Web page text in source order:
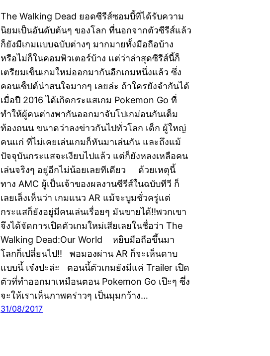
The Walking Dead ยอดซีรีส์ซอมบี้ที่ได้รับความ
นิยมเป็นอันดับต้นๆ ของโลก ที่นอกจากตัวซีรีส์แล้ว
ก็ยังมีเกมแบบฉบับต่างๆ มากมายทั้งมือถือบ้าง
หรือไม่ก็ในคอมพิวเตอร์บ้าง แต่ว่าล่าสุดซีรีส์นี้ก็
เตรียมเข็นเกมใหม่ออกมากันอีกเกมหนึ่งแล้ว ซึ่ง
คอนเซ็ปต์น่าสนใจมากๆ เลยล่ะ ถ้าใครยังจำกันได้
เมื่อปี 2016 ได้เกิดกระแสเกม Pokemon Go ที่
ทำให้ผู้คนต่างพากันออกมาจับโปเกม่อนกันเต็ม
ท้องถนน ขนาดว่าลงข่าวกันไปทั่วโลก เด็ก ผู้ใหญ่
คนแก่ ที่ไม่เคยเล่นเกมก็หันมาเล่นกัน และถึงแม้
ปัจจุบันกระแสจะเงียบไปแล้ว แต่ก็ยังหลงเหลือคน
เล่นจริงๆ อยู่อีกไม่น้อยเลยทีเดียว ด้วยเหตุนี้
ทาง AMC ผู้เป็นเจ้าของผลงานซีรีส์ในฉบับทีวี ก็
เลยเล็งเห็นว่า เกมแนว AR แม้จะบูมชั่วครู่แต่
กระแสก็ยังอยู่มีคนเล่นเรื่อยๆ มันขายได้!!พวกเขา
จึงได้จัดการเปิดตัวเกมใหม่เสียเลยในชื่อว่า The
Walking Dead:Our World หยิบมือถือขึ้นมา
โลกก็เปลี่ยนไป!! พอมองผ่าน AR ก็จะเห็นดาบ
แบบนี้ เจ๋งปะล่ะ ตอนนี้ตัวเกมยังมีแค่ Trailer เปิด
ตัวที่ทำออกมาเหมือนตอน Pokemon Go เป๊ะๆ ซึ่ง
จะให้เราเห็นภาพคร่าวๆ เป็นมุมกว้าง…
31/08/2017